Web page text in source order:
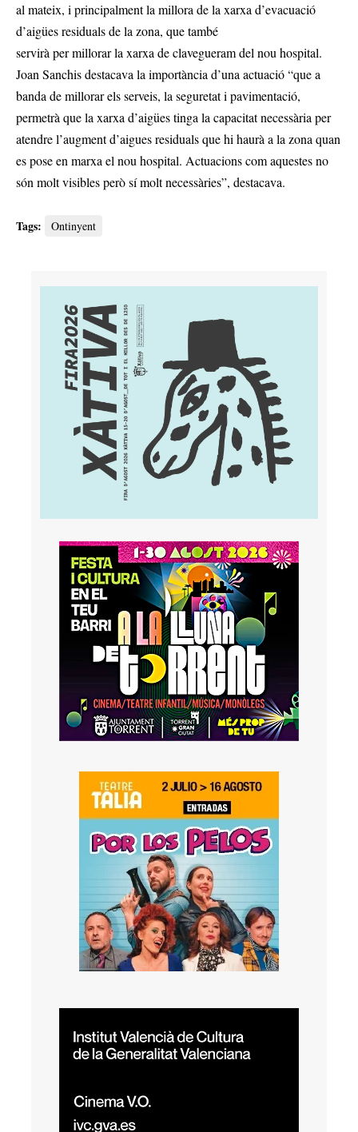
al mateix, i principalment la millora de la xarxa d’evacuació
d’aigües residuals de la zona, que també
servirà per millorar la xarxa de clavegueram del nou hospital.
Joan Sanchis destacava la importància d’una actuació “que a
banda de millorar els serveis, la seguretat i pavimentació,
permetrà que la xarxa d’aigües tinga la capacitat necessària per
atendre l’augment d’aigues residuals que hi haurà a la zona quan
es pose en marxa el nou hospital. Actuacions com aquestes no
són molt visibles però sí molt necessàries”, destacava.
Tags: Ontinyent